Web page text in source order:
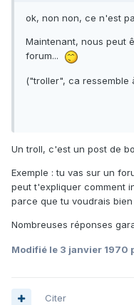
ok, non non, ce n'est
Maintenant, nous peut
forum...
("troller", ca ressemble
Un troll, c'est un post de
Exemple : tu vas sur un
peut t'expliquer comment
parce que tu voudrais bien
Nombreuses réponses
Modifié le 3 janvier 1970
Citer